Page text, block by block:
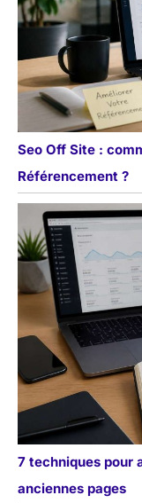
Seo Off Site :
Référencement ?
7 techniques pour
anciennes pages